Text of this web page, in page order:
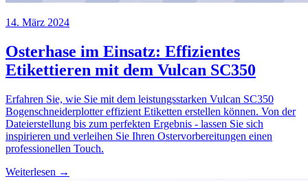
14. März 2024
Osterhase im Einsatz: Effizientes
Etikettieren mit dem Vulcan SC350
Erfahren Sie, wie Sie mit dem leistungsstarken Vulcan SC350
Bogenschneiderplotter effizient Etiketten erstellen können. Von der
Dateierstellung bis zum perfekten Ergebnis - lassen Sie sich
inspirieren und verleihen Sie Ihren Ostervorbereitungen einen
professionellen Touch.
Weiterlesen →